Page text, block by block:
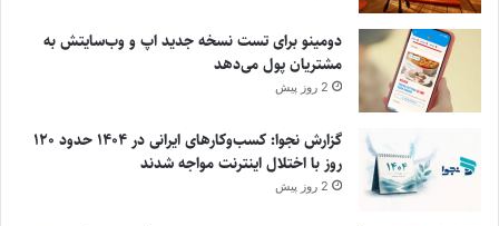
دومینو برای تست نسخه جدید اپ و وب‌سایتش به
مشتریان پول می‌دهد
2 روز پیش
گزارش نجوا: کسب‌وکارهای ایرانی در ۱۴۰۴ حدود ۱۲۰
روز با اختلال اینترنت مواجه شدند
2 روز پیش